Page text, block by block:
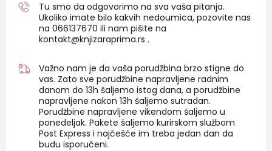
Tu smo da odgovorimo na sva vaša pitanja.
Ukoliko imate bilo kakvih nedoumica, pozovite nas
na 066137670 ili nam pišite na
kontakt@knjizaraprima.rs .
Važno nam je da vaša porudžbina brzo stigne do
vas. Zato sve porudžbine napravljene radnim
danom do 13h šaljemo istog dana, a porudžbine
napravljene nakon 13h šaljemo sutradan.
Porudžbine napravljene vikendom šaljemo u
ponedeljak. Pakete šaljemo kurirskom službom
Post Express i najčešće im treba jedan dan da
budu isporučeni.